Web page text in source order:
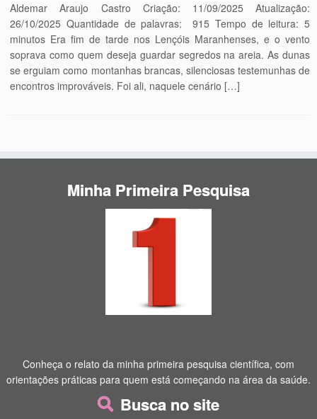
Aldemar Araujo Castro Criação: 11/09/2025 Atualização:
26/10/2025 Quantidade de palavras: 915 Tempo de leitura: 5
minutos Era fim de tarde nos Lençóis Maranhenses, e o vento
soprava como quem deseja guardar segredos na areia. As dunas
se erguiam como montanhas brancas, silenciosas testemunhas de
encontros improváveis. Foi ali, naquele cenário […]
Minha Primeira Pesquisa
Conheça o relato da minha primeira pesquisa científica, com
orientações práticas para quem está começando na área da saúde.
Busca no site